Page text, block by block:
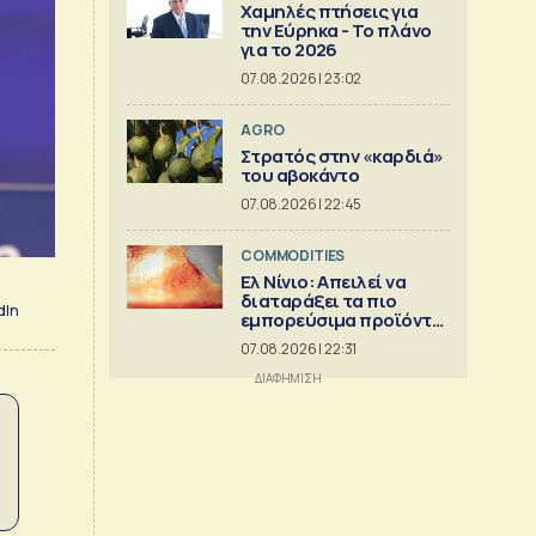
Χαμηλές πτήσεις για
την Εύρηκα - Το πλάνο
για το 2026
07.08.2026 | 23:02
AGRO
Στρατός στην «καρδιά»
του αβοκάντο
07.08.2026 | 22:45
COMMODITIES
Ελ Νίνιο: Απειλεί να
διαταράξει τα πιο
εμπορεύσιμα προϊόντα
στον κόσμο
07.08.2026 | 22:31